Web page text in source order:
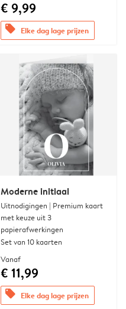
€ 9,99
offers Elke dag lage prijzen
Moderne initiaal
Uitnodigingen | Premium kaart
met keuze uit 3
papierafwerkingen
Set van 10 kaarten
Vanaf
€ 11,99
offers Elke dag lage prijzen